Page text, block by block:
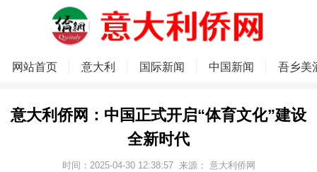
网站首页 意大利 国际新闻 中国新闻 吾乡美
意大利侨网：中国正式开启“体育文化”建设
全新时代
时间：2025-04-30 12:38:57 来源： 意大利侨网